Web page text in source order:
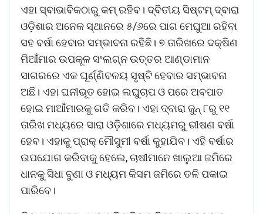
ଏହା ସ୍ବାଭାବିକଠାରୁ କମ୍‌ ରହିବ। ଦ୍ବିତୀୟ ସିଷ୍ଟମ୍ ଦ୍ବାରା
ଓଡ଼ିଶାର ଅନେକ ସ୍ଥାନରେ ୫/୬ରେ ପାଗ ମେଘୁଆ ରହିବା
ସହ ବର୍ଷା ହେବାର ସମ୍ଭାବନା ରହିଛି। ୭ ତାରିଖରେ ଦକ୍ଷିଣ
ମିଆଁମାର ଉପକୂଳ ସଂଲଗ୍ନ ଉତ୍ତର ଆଣ୍ଡାମାନ
ସାଗ‌ରରେ ଏକ ଘୂର୍ଣ୍ଣିବଳୟ ସୃଷ୍ଟି ହେବାର ସମ୍ଭାବନା
ଅଛି। ଏହା ଘନୀଭୂତ ହୋଇ ଲଘୁଚାପ ଓ ପରେ ଅବପାତ
ହୋଇ ମାଆଁମାରକୁ ଗତି କରିବ। ଏହା ଦ୍ବାରା ଜୁନ୍‌ ୮ରୁ ୧୧
ତାରିଖ ମଧ୍ୟରେ ସାରା ଓଡ଼ିଶାରେ ମଧ୍ୟମରୁ ଭୀଷଣ ବର୍ଷା
ହେବ। ଏହାକୁ ପ୍ରାକ୍‌ ମୌସୁମୀ ବର୍ଷା କୁହାଯିବ। ଏହି ବର୍ଷାର
ଉପଯୋଗ କରିବାକୁ ହେଲେ, ଚାଷୀମାନେ ଖାଲୁଆ ଜମିରେ
ଧାନକୁ ସିଧା ବୁଣା ଓ ମଧ୍ୟମ କିସମ ଜମିରେ ତଳି ପକାଇ
ପାରିବେ।